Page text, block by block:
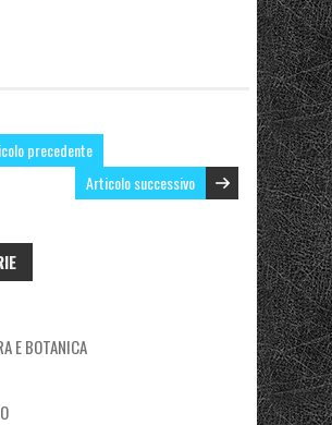
precedente
Articolo successivo
E BOTANICA